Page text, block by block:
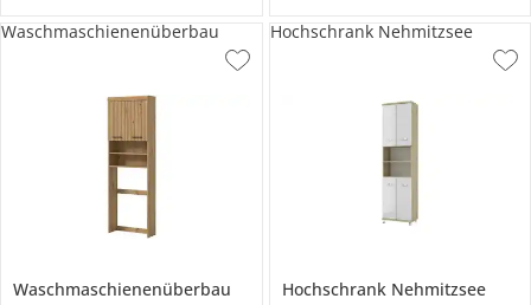
Waschmaschienenüberbau
Waschmaschienenüberbau
Hochschrank Nehmitzsee
Hochschrank Nehmitzsee